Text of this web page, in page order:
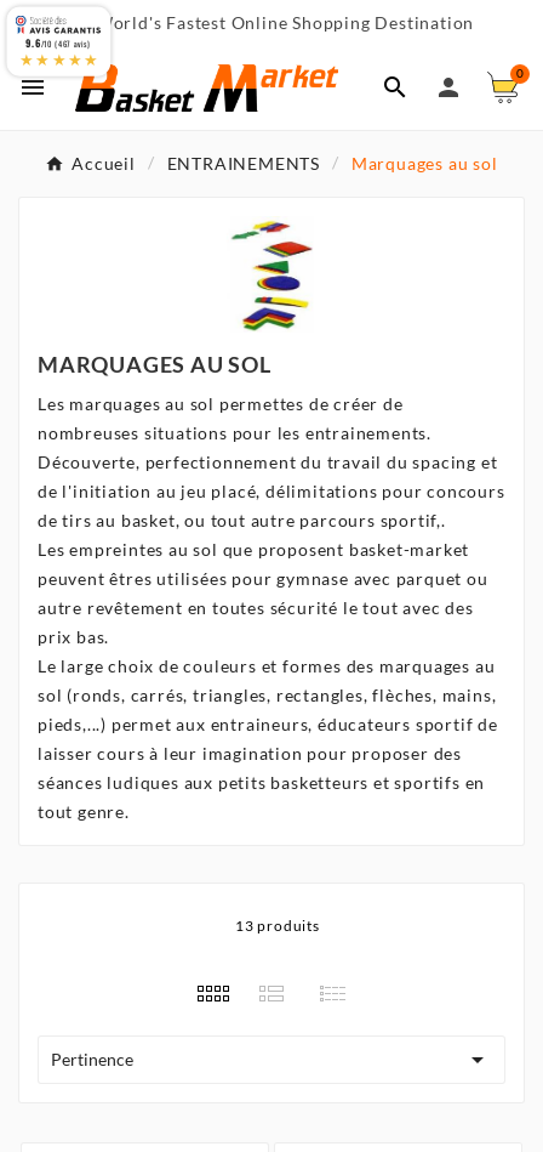
 World's Fastest Online Shopping Destination
  
0
Accueil ENTRAINEMENTS Marquages au sol
MARQUAGES AU SOL
Les marquages au sol permettes de créer de
nombreuses situations pour les entrainements.
Découverte, perfectionnement du travail du spacing et
de l'initiation au jeu placé, délimitations pour concours
de tirs au basket, ou tout autre parcours sportif,.
Les empreintes au sol que proposent basket-market
peuvent êtres utilisées pour gymnase avec parquet ou
autre revêtement en toutes sécurité le tout avec des
prix bas.
Le large choix de couleurs et formes des marquages au
sol (ronds, carrés, triangles, rectangles, flèches, mains,
pieds,...) permet aux entraineurs, éducateurs sportif de
laisser cours à leur imagination pour proposer des
séances ludiques aux petits basketteurs et sportifs en
tout genre.
13 produits
Pertinence 
9.6/10 (467 avis)
★★★★★